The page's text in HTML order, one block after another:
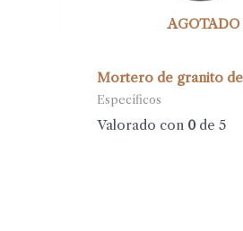
AGOTADO
Mortero de granito
Específicos
Valorado con 0de 5